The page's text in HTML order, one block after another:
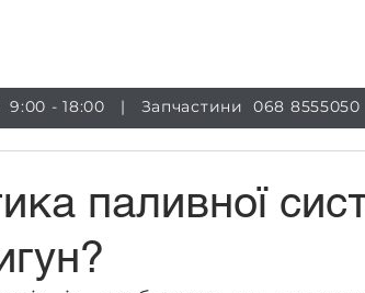
9:00 - 18:00 | Запчастини068 8555050
паливної